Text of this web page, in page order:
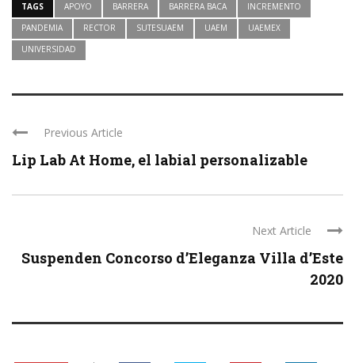
TAGS APOYO BARRERA BARRERA BACA
INCREMENTO
PANDEMIA
RECTOR SUTESUAEM UAEM
UAEMEX
UNIVERSIDAD
Previous Article
Lip Lab At Home, el labial personalizable
Next Article
Suspenden Concorso d’Eleganza Villa d’Este
2020